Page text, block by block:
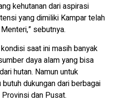
kehutanan dari aspirasi
yang dimiliki Kampar telah
sebutnya.
saat ini masih banyak
daya alam yang bisa
hutan. Namun untuk
dukungan dari berbagai
dan Pusat.